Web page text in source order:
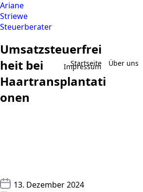
Ariane
Striewe
Steuerberater
Startseite Über uns
Impressum
Umsatzsteuerfrei
heit bei
Haartransplantati
onen
13. Dezember 2024